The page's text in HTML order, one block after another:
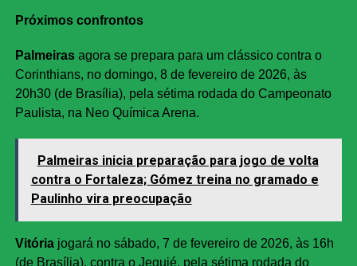
Próximos confrontos
Palmeirasagora se prepara para um clássico contra o
Corinthians, no domingo, 8 de fevereiro de 2026, às
20h30 (de Brasília), pela sétima rodada do Campeonato
Paulista, na Neo Química Arena.
Palmeiras inicia preparação para jogo de volta
contra o Fortaleza; Gómez treina no gramado e
Paulinho vira preocupação
Vitóriajogará no sábado, 7 de fevereiro de 2026, às 16h
(de Brasília), contra o Jequié, pela sétima rodada do